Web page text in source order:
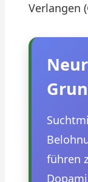
Verlangen
führen